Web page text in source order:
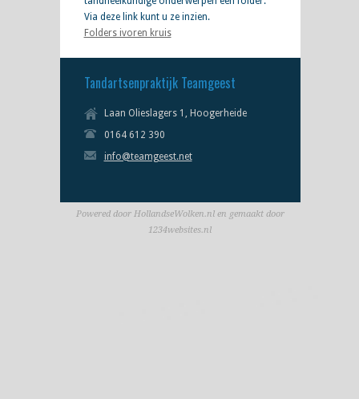
Via deze link kunt u ze inzien.
Folders ivoren kruis
Tandartsenpraktijk Teamgeest
Laan Olieslagers 1, Hoogerheide
0164 612 390
info@teamgeest.net
Powered door HollandseWolken.nl en gemaakt door
1234websites.nl